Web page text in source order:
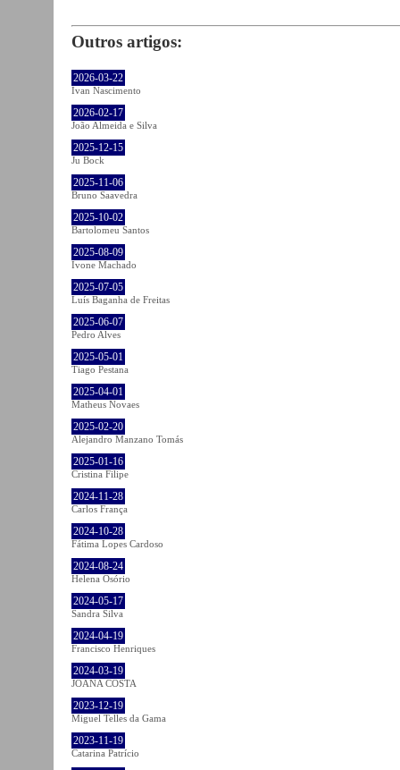
Outros artigos:
2026-03-22
Ivan Nascimento
2026-02-17
João Almeida e Silva
2025-12-15
Ju Bock
2025-11-06
Bruno Saavedra
2025-10-02
Bartolomeu Santos
2025-08-09
Ivone Machado
2025-07-05
Luís Baganha de Freitas
2025-06-07
Pedro Alves
2025-05-01
Tiago Pestana
2025-04-01
Matheus Novaes
2025-02-20
Alejandro Manzano Tomás
2025-01-16
Cristina Filipe
2024-11-28
Carlos França
2024-10-28
Fátima Lopes Cardoso
2024-08-24
Helena Osório
2024-05-17
Sandra Silva
2024-04-19
Francisco Henriques
2024-03-19
JOANA COSTA
2023-12-19
Miguel Telles da Gama
2023-11-19
Catarina Patrício